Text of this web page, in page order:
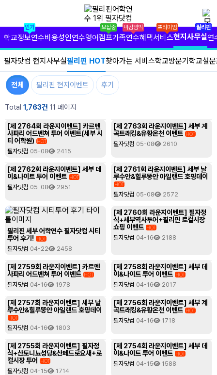
✕
필리핀 학원 정보
필리핀 연수 비용
유형별 필리핀 연수
필리핀 영어 캠프
필자닷컴 프리미엄 서비스
필자닷컴 현지 사무실
필리핀 연수정보
필자닷컴 이벤트
필리핀 출국준비
필리핀 조기유학
필자뉴스
인기
학교정보연수비용성인연수
모집중
영어캠프
마감임박
가족연수
프리미엄
혜택서비스
필리핀
현지사무실연
필자닷컴 현지사무실필리핀 HOT찾아가는 서비스학교방문기학교설
전체 필리핀 현지이벤트 후기
Total 1,763건 11 페이지
[제 2764회 라운지이벤트] 카르멘
사파리 어드벤쳐 투어 이벤트(세부 시
티 어학원) HOT
필자닷컴 05-08 2415
[제 2763회 라운지이벤트] 세부 계
곡트래킹&유황온천 이벤트 HOT
필자닷컴 05-08 2610
[제 2762회 라운지이벤트] 세부 데
이&나이트 투어 이벤트 HOT
필자닷컴 05-08 2951
[제 2761회 라운지이벤트] 세부 날
루수안&힐루뚱안 아일랜드 호핑데이
HOT
필자닷컴 05-08 2572
필리핀 세부 어학연수 필자닷컴 시티
투어 후기! HOT
필자닷컴 04-22 2458
[제 2760회 라운지이벤트] 필자정
식+세부역사투어+필리핀 로컬시장
쇼핑 이벤트 HOT
필자닷컴 04-16 2188
[제 2759회 라운지이벤트] 카르멘
사파리 어드벤쳐 투어 이벤트 HOT
필자닷컴 04-16 1978
[제 2758회 라운지이벤트] 세부 데
이&나이트 투어 이벤트 HOT
필자닷컴 04-16 2017
[제 2757회 라운지이벤트] 세부 날
루수안&힐루뚱안 아일랜드 호핑데이
HOT
필자닷컴 04-16 1803
[제 2756회 라운지이벤트] 세부 계
곡트래킹&유황온천 이벤트 HOT
필자닷컴 04-16 1718
[제 2755회 라운지이벤트] 필자정
식+산토니뇨성당&산페드로요새+로
컬시장 투어 HOT
필자닷컴 04-15 1714
[제 2754회 라운지이벤트] 세부 데
이&나이트 투어 이벤트 HOT
필자닷컴 04-15 1588